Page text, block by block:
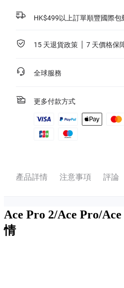
HK$499以上訂單順豐國際包
15 天退貨政策 7 天價格保
全球服務
更多付款方式
產品詳情 注意事項 評論
Ace Pro 2/Ace Pro/
情